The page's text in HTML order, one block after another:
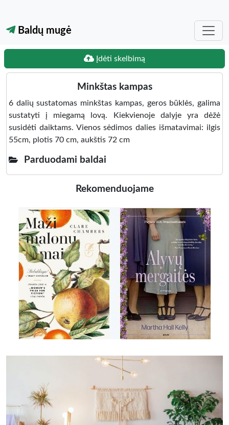
Baldų mugė
Įdėti skelbimą
Minkštas kampas
6 dalių sustatomas minkštas kampas, geros būklės, galima
sustatyti į miegamą lovą. Kiekvienoje dalyje yra dėžė
susidėti daiktams. Vienos sėdimos dalies išmatavimai: ilgis
55cm, plotis 70 cm, aukštis 72 cm
Parduodami baldai
Rekomenduojame